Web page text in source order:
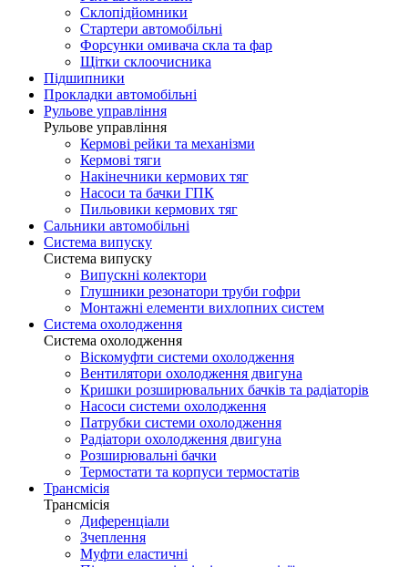
Склопідйомники
Стартери автомобільні
Форсунки омивача скла та фар
Щітки склоочисника
Підшипники
Прокладки автомобільні
Рульове управління
Рульове управління
Кермові рейки та механізми
Кермові тяги
Накінечники кермових тяг
Насоси та бачки ГПК
Пильовики кермових тяг
Сальники автомобільні
Система випуску
Система випуску
Випускні колектори
Глушники резонатори труби гофри
Монтажні елементи вихлопних систем
Система охолодження
Система охолодження
Віскомуфти системи охолодження
Вентилятори охолодження двигуна
Кришки розширювальних бачків та радіаторів
Насоси системи охолодження
Патрубки системи охолодження
Радіатори охолодження двигуна
Розширювальні бачки
Термостати та корпуси термостатів
Трансмісія
Трансмісія
Диференціали
Зчеплення
Муфти еластичні